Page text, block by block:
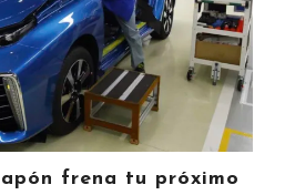
frena tu próximo